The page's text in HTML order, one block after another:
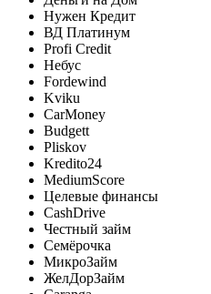
Нужен Кредит
ВД Платинум
Profi Credit
Небус
Fordewind
Kviku
CarMoney
Budgett
Pliskov
Kredito24
MediumScore
Целевые финансы
CashDrive
Честный займ
Семёрочка
МикроЗайм
ЖелДорЗайм